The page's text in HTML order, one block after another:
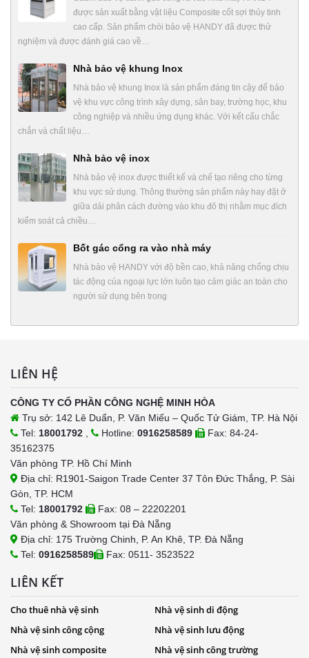
được sản xuất bằng vật liệu Composite cốt sợi thủy tinh
cao cấp. Sản phẩm chòi bảo vệ HANDY đã được thử
nghiệm và được đánh giá cao về…
Nhà bảo vệ khung Inox
Nhà bảo vệ khung Inox là sản phẩm đáng tin cậy để bảo
vệ khu vực công trình xây dựng, sân bay, trường học, khu
công nghiệp và nhiều ứng dụng khác. Với kết cấu chắc
chắn và chất liệu…
Nhà bảo vệ inox
Nhà bảo vệ inox được thiết kế và chế tạo riêng cho từng
khu vực sử dụng. Thông thường sản phẩm này hay đặt ở
giữa dải phân cách đường vào khu đô thị nhằm mục đích
kiểm soát cả chiều…
Bốt gác cổng ra vào nhà máy
Nhà bảo vệ HANDY với độ bền cao, khả năng chống chịu
tác động của ngoại lực lớn luôn tạo cảm giác an toàn cho
người sử dụng bên trong
LIÊN HỆ
CÔNG TY CỔ PHẦN CÔNG NGHỆ MINH HÒA
Trụ sở: 142 Lê Duẩn, P. Văn Miếu – Quốc Tử Giám, TP. Hà Nội
Tel: 18001792 Hotline: 0916258589
Fax: 84-24-
35162375
Văn phòng TP. Hồ Chí Minh
Địa chỉ: R1901-Saigon Trade Center 37 Tôn Đức Thắng, P. Sài
Gòn, TP. HCM
Tel: 18001792
Fax: 08 – 22202201
Văn phòng & Showroom tại Đà Nẵng
Địa chỉ: 175 Trường Chinh, P. An Khê, TP. Đà Nẵng
Tel: 0916258589 Fax: 0511- 3523522
LIÊN KẾT
Cho thuê nhà vệ sinh
Nhà vệ sinh di động
Nhà vệ sinh công cộng
Nhà vệ sinh lưu động
Nhà vệ sinh composite
Nhà vệ sinh công trường